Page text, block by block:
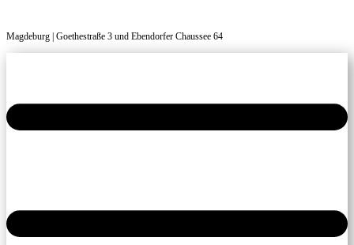
Magdeburg | Goethestraße 3 und Ebendorfer Chaussee 64